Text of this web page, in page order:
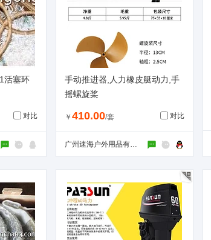
活塞环
对比
手动推进器,人力橡皮艇动力,手
摇螺旋桨
￥ 410.00/套 对比
广州速海户外用品有限公司